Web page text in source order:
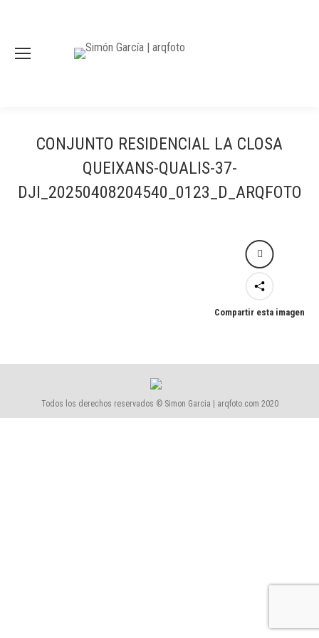
CONJUNTO RESIDENCIAL LA CLOSA
QUEIXANS-QUALIS-37-
DJI_20250408204540_0123_D_ARQFOTO
Compartir esta imagen
Todos los derechos reservados © Simon Garcia | arqfoto.com 2020